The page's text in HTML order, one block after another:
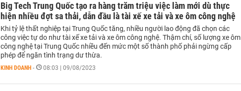
Big Tech Trung Quốc tạo ra hàng trăm triệu việc làm mới dù thực
hiện nhiều đợt sa thải, dẫn đầu là tài xế xe tải và xe ôm công nghệ
Khi tỷ lệ thất nghiệp tại Trung Quốc tăng, nhiều người lao động đã chọn các
công việc tự do như tài xế xe tải và xe ôm công nghệ. Thậm chí, số lượng xe ôm
công nghệ tại Trung Quốc nhiều đến mức một số thành phố phải ngừng cấp
phép để ngăn tình trạng dư thừa.
KINH DOANH - 08:03 | 09/08/2023